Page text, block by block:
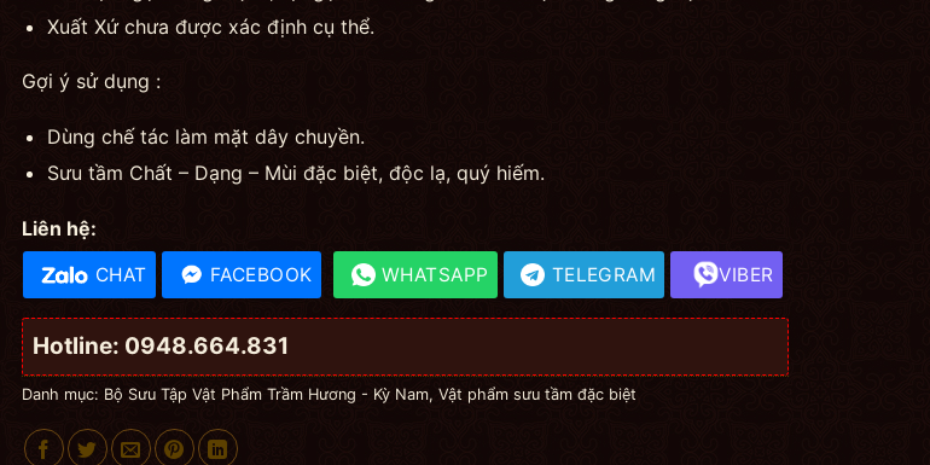
Xuất Xứ chưa được xác định cụ thể.
Gợi ý sử dụng :
Dùng chế tác làm mặt dây chuyền.
Sưu tầm Chất – Dạng – Mùi đặc biệt, độc lạ, quý hiếm.
Liên hệ:
CHAT FACEBOOK WHATSAPP TELEGRAM VIBER
Hotline: 0948.664.831
Danh mục: Bộ Sưu Tập Vật Phẩm Trầm Hương - Kỳ Nam, Vật phẩm sưu tầm đặc biệt